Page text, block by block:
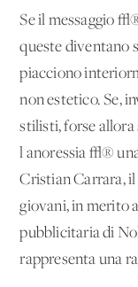
Se il messaggio
queste diventano
piacciono
non estetico. Se,
stilisti, forse
l'anoressia √®
Cristian Carrara,
giovani, in merito
pubblicitaria di
rappresenta una